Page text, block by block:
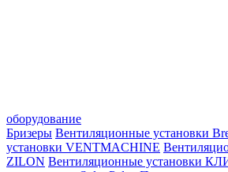
оборудование
Бризеры Вентиляционные установки
установки VENTMACHINE
ZILON Вентиляционные установки